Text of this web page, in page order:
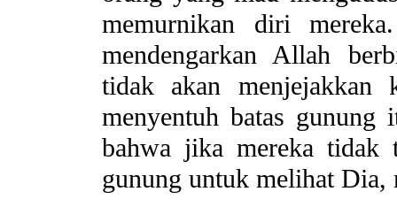
memurnikan diri
mendengarkan Allah
tidak akan
menyentuh batas gunung
bahwa jika mereka tidak
gunung untuk melihat Dia,